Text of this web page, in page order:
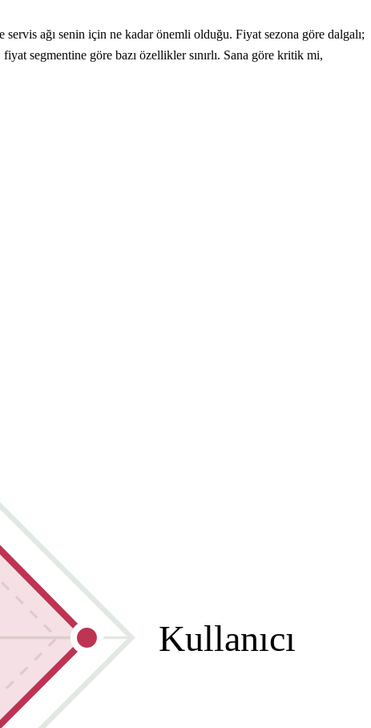
ağı senin için ne kadar önemli olduğu. Fiyat sezona göre dalgalı;
segmentine göre bazı özellikler sınırlı. Sana göre kritik mi,
Kullanıcı